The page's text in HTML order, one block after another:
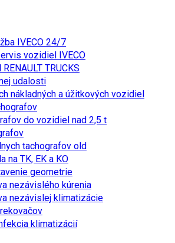
IVECO 24/7
vozidiel IVECO
TRUCKS
udalosti
nákladných a úžitkových vozidiel
do vozidiel nad 2,5 t
tachografov old
na TK, EK a KO
geometrie
nezávislého kúrenia
nezávislej klimatizácie
klimatizácií